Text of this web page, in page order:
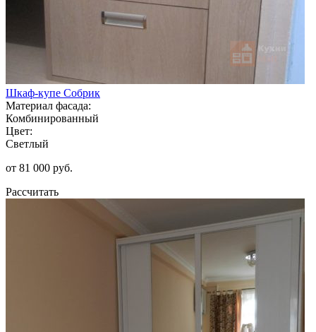
Шкаф-купе Собрик
Материал фасада:
Комбинированный
Цвет:
Светлый
от 81 000 руб.
Рассчитать